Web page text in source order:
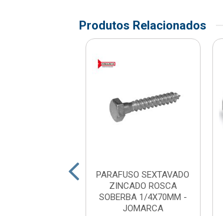
Produtos Relacionados
PARAFUSO SEXTAVADO
ZINCADO ROSCA
SOBERBA 1/4X70MM -
JOMARCA